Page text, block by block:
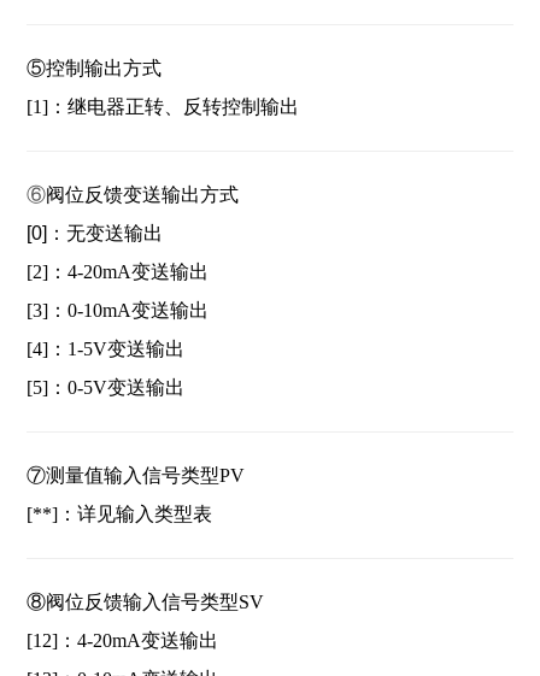
⑤控制输出方式
[1]：继电器正转、反转控制输出
⑥阀位反馈变送输出方式
[0]：无变送输出
[2]：4-20mA变送输出
[3]：0-10mA变送输出
[4]：1-5V变送输出
[5]：0-5V变送输出
⑦测量值输入信号类型PV
[**]：详见输入类型表
⑧阀位反馈输入信号类型SV
[12]：4-20mA变送输出